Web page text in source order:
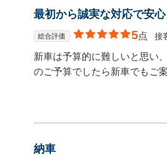
最初から誠実な対応で安
総合評価 5点 接
新車は予算的に難しいと思い
のご予算でしたら新車でもご
納車